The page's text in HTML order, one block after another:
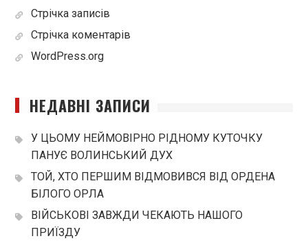
Стрічка записів
Стрічка коментарів
WordPress.org
НЕДАВНІ ЗАПИСИ
У ЦЬОМУ НЕЙМОВІРНО РІДНОМУ КУТОЧКУ
ПАНУЄ ВОЛИНСЬКИЙ ДУХ
ТОЙ, ХТО ПЕРШИМ ВІДМОВИВСЯ ВІД ОРДЕНА
БІЛОГО ОРЛА
ВІЙСЬКОВІ ЗАВЖДИ ЧЕКАЮТЬ НАШОГО
ПРИЇЗДУ